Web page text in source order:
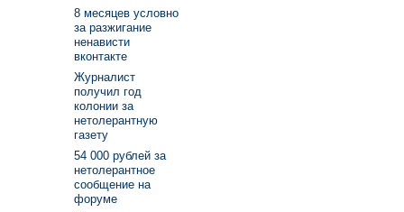
8 месяцев условно
за разжигание
ненависти
вконтакте
Журналист
получил год
колонии за
нетолерантную
газету
54 000 рублей за
нетолерантное
сообщение на
форуме